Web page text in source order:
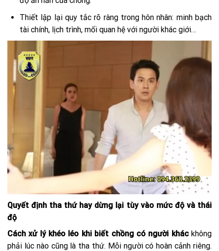
Thiết lập lại quy tắc rõ ràng trong hôn nhân: minh bạch
tài chính, lịch trình, mối quan hệ với người khác giới…
Quyết định tha thứ hay dừng lại tùy vào mức độ và thái
độ
Cách xử lý khéo léo khi biết chồng có người kháckhông
phải lúc nào cũng là tha thứ. Mỗi người có hoàn cảnh riêng.